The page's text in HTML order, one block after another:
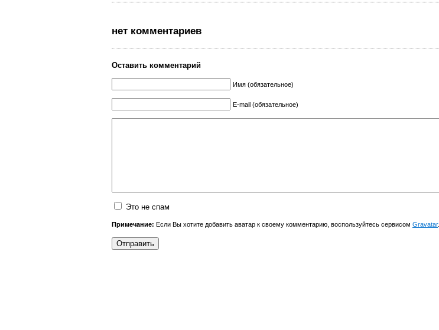
нет комментариев
Оставить комментарий
Имя (обязательное)
E-mail (обязательное)
Это не спам
Примечание: Если Вы хотите добавить аватар к своему комментарию, воспользуйтесь сервисом Gravatar.